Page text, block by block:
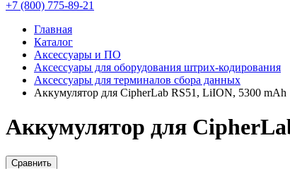
+7 (800) 775-89-21
Главная
Каталог
Аксессуары и ПО
Аксессуары для оборудования штрих-кодирования
Аксессуары для терминалов сбора данных
Аккумулятор для CipherLab RS51, LiION, 5300 mAh
Аккумулятор для
Сравнить